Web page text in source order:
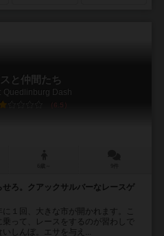
と仲間たち
Quedlinburg Dash
6.5
ろ。クアックサルバーなレースゲ
１回、大きな市が開かれます。こ
って、レースをするのが習わしで
しんぼ。エサを与え...